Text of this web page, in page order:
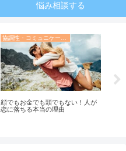
悩み相談する
顔でもお金でも頭でもない！人が
恋に落ちる本当の理由